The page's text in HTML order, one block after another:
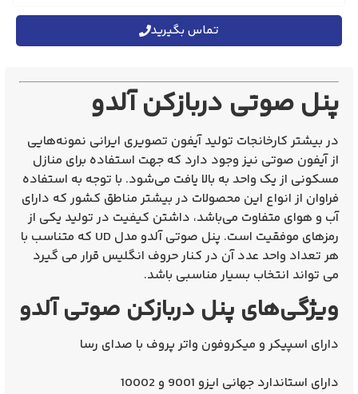
تماس بگیرید
پنل صوتی دربازکن آلدو
در بیشتر کارخانجات تولید آیفون تصویری ایرانی نمونه‌هایی
از آیفون صوتی نیز وجود دارد که جهت استفاده برای منازل
مسکونی از یک واحد به بالا یافت می‌شود. با توجه به استفاده
فراوان از انواع این محصولات در بیشتر مناطق کشور که دارای
آب و هوای متفاوت می‌باشد، داشتن کیفیت در تولید یکی از
رمزهای موفقیت است. پنل صوتی آلدو مدل UD که متناسب با
هر تعداد واحد عدد آن در کنار حروف انگلیس قرار می گیرد
می تواند انتخاب بسیار مناسبی باشد.
ویژگی‌های پنل دربازکن صوتی آلدو
دارای اسپیکر و میکروفون واتر پروف با صدای رسا
دارای استاندارد جهانی ایزو 9001 و 10002